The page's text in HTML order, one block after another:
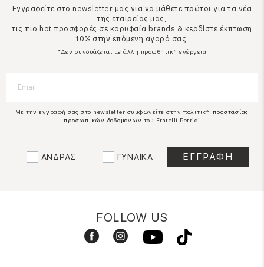
Εγγραφείτε στο newsletter μας για να μάθετε πρώτοι για τα νέα
της εταιρείας μας,
τις πιο hot προσφορές σε κορυφαία brands & κερδίστε έκπτωση
10% στην επόμενη αγορά σας.
*Δεν συνδυάζεται με άλλη προωθητική ενέργεια
Με την εγγραφή σας στο newsletter συμφωνείτε στην πολιτική προστασίας
προσωπικών δεδομένων του Fratelli Petridi
ΑΝΔΡΑΣ ΓΥΝΑΙΚΑ
FOLLOW US